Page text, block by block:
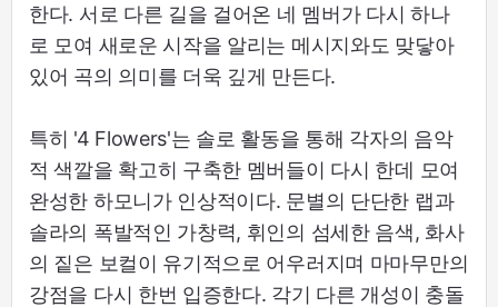
한다. 서로 다른 길을 걸어온 네 멤버가 다시 하나
로 모여 새로운 시작을 알리는 메시지와도 맞닿아
있어 곡의 의미를 더욱 깊게 만든다.
특히 '4 Flowers'는 솔로 활동을 통해 각자의 음악
적 색깔을 확고히 구축한 멤버들이 다시 한데 모여
완성한 하모니가 인상적이다. 문별의 단단한 랩과
솔라의 폭발적인 가창력, 휘인의 섬세한 음색, 화사
의 짙은 보컬이 유기적으로 어우러지며 마마무만의
강점을 다시 한번 입증한다. 각기 다른 개성이 충돌